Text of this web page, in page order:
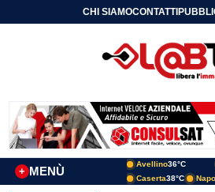
CHI SIAMOCONTATTI
MENÙ
+
Avellino36°C
Caserta38°C